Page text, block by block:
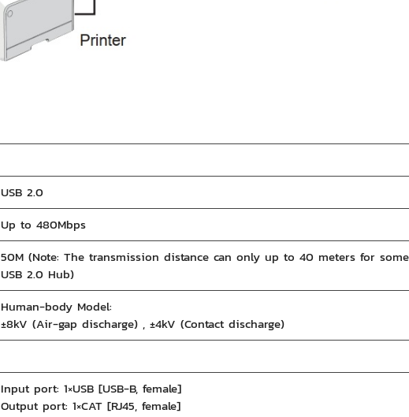
USB 2.0
Up to 480Mbps
50M (Note: The transmission distance can only up to 40 meters for some
USB 2.0 Hub)
Human-body Model:
±8kV (Air-gap discharge) , ±4kV (Contact discharge)
Input port: 1×USB [USB-B, female]
Output port: 1×CAT [RJ45, female]